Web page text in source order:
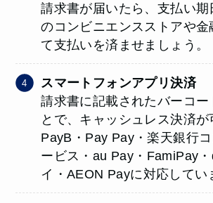
請求書が届いたら、支払い期
のコンビニエンスストアや金
て支払いを済ませましょう。
スマートフォンアプリ決済
請求書に記載されたバーコー
とで、キャッシュレス決済が
PayB・Pay Pay・楽天銀行
ービス・au Pay・FamiPay
イ・AEON Payに対応してい